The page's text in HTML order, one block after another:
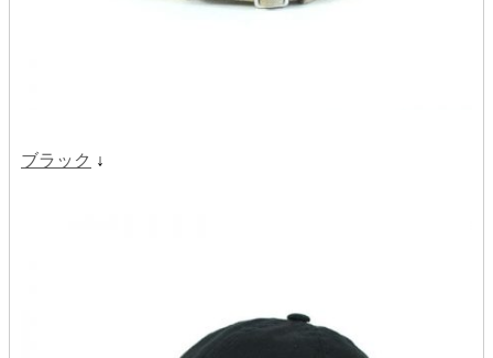
ブラック ↓